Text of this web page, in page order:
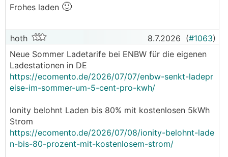
Frohes laden 🙂
hoth 8.7.2026 (#1063)
Neue Sommer Ladetarife bei ENBW für die eigenen
Ladestationen in DE
https://ecomento.de/2026/07/07/enbw-senkt-ladepr
eise-im-sommer-um-5-cent-pro-kwh/
Ionity belohnt Laden bis 80% mit kostenlosen 5kWh
Strom
https://ecomento.de/2026/07/08/ionity-belohnt-lade
n-bis-80-prozent-mit-kostenlosem-strom/